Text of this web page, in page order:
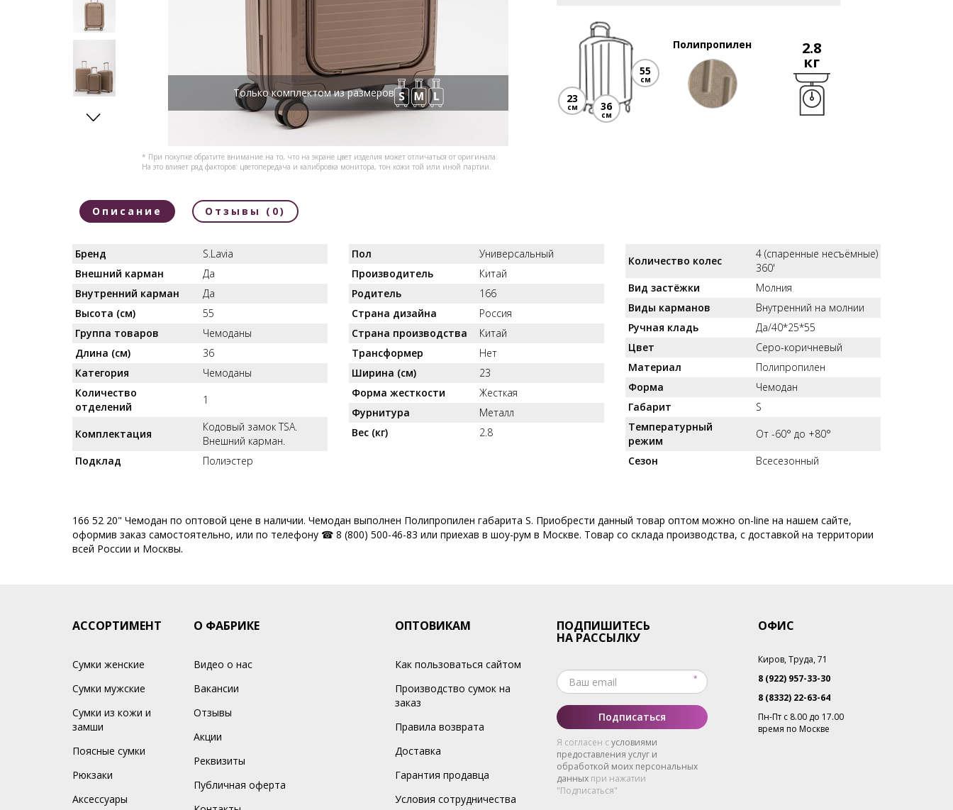
Только комплектом из размеров
* При покупке обратите внимание на то, что на экране цвет изделия может отличаться от оригинала.
На это влияет ряд факторов: цветопередача и калибровка монитора, тон кожи той или иной партии.
23
см
55
см
36
см
Полипропилен 2.8
кг
Описание Отзывы (0)
Бренд
S.Lavia
Внешний карман
Да
Внутренний карман
Да
Высота (см)
55
Группа товаров
Чемоданы
Длина (см)
36
Категория
Чемоданы
Количество
отделений
1
Комплектация
Кодовый замок TSA.
Внешний карман.
Подклад
Полиэстер
Пол
Универсальный
Производитель
Китай
Родитель
166
Страна дизайна
Россия
Страна производства
Китай
Трансформер
Нет
Ширина (см)
23
Форма жесткости
Жесткая
Фурнитура
Металл
Вес (кг)
2.8
Количество колес
4 (спаренные несъёмные)
360'
Вид застёжки
Молния
Виды карманов
Внутренний на молнии
Ручная кладь
Да/40*25*55
Цвет
Серо-коричневый
Материал
Полипропилен
Форма
Чемодан
Габарит
S
Температурный
режим
От -60° до +80°
Сезон
Всесезонный
166 52 20" Чемодан по оптовой цене в наличии. Чемодан выполнен Полипропилен габарита S. Приобрести данный товар оптом можно on-line на нашем сайте,
оформив заказ самостоятельно, или по телефону ☎ 8 (800) 500-46-83 или приехав в шоу-рум в Москве. Товар со склада производства, с доставкой на территории
всей России и Москвы.
АССОРТИМЕНТ
Сумки женские
Сумки мужские
Сумки из кожи и
замши
Поясные сумки
Рюкзаки
Аксессуары
О ФАБРИКЕ
Видео о нас
Вакансии
Отзывы
Акции
Реквизиты
Публичная оферта
ОПТОВИКАМ
Как пользоваться сайтом
Производство сумок на
заказ
Правила возврата
Доставка
Гарантия продавца
Условия сотрудничества
ПОДПИШИТЕСЬ
НА РАССЫЛКУ
Подписаться
Я согласен с условиями
предоставления услуг и
обработкой моих персональных
данныхпри нажатии
"Подписаться"
ОФИС
Киров, Труда, 71
8 (922) 957-33-30
8 (8332) 22-63-64
Пн-Пт с 8.00 до 17.00
время по Москве